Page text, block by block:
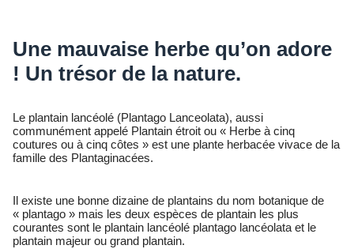
Une mauvaise herbe qu’on adore
! Un trésor de la nature.
Le plantain lancéolé (Plantago Lanceolata), aussi
communément appelé Plantain étroit ou « Herbe à cinq
coutures ou à cinq côtes » est une plante herbacée vivace de la
famille des Plantaginacées.
Il existe une bonne dizaine de plantains du nom botanique de
« plantago » mais les deux espèces de plantain les plus
courantes sont le plantain lancéolé plantago lancéolata et le
plantain majeur ou grand plantain.